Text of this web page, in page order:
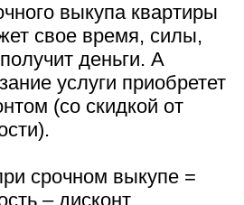
выкупа квартиры
свое время, силы,
деньги. А
услуги приобретет
(со скидкой от
срочном выкупе =
– дисконт